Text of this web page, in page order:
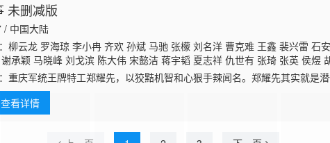
未删减版
/ 中国大陆
柳云龙 罗海琼 李小冉 齐欢 孙斌 马驰 张檬 刘名洋 曹克难 王鑫 裴兴雷 石
谢承颖 马晓峰 刘戈滨 陈大伟 宋懿洁 蒋宇韬 夏志祥 仇世有 张琦 张英 侯煜
丽军 沉浮 刘志云 李保国 王留胜 吴潇娜 张文东 王冠淇 程泓 李斌 宋梵常
顾鑫 张捷 徐晟 王迅 宋金奇 苏晴 金潇 刘小翠 张红革 宋志安 朱海军 鄢佳
施琅 童晓梅 李昭 韩岚
重庆军统王牌特工郑耀先，以狡黠机智和心狠手辣闻名。郑耀先其实就是
”，为了确保“风筝”像一把尖刀始终刺在敌人的心脏上，在最关键时刻给国民
自己同志眼
查看详情